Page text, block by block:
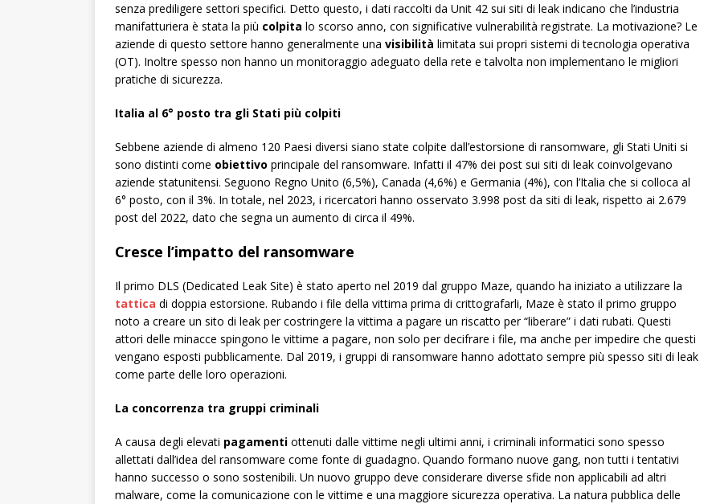
senza prediligere settori specifici. Detto questo, i dati raccolti da Unit 42 sui siti di leak indicano che l’industria
manifatturiera è stata la più colpita lo scorso anno, con significative vulnerabilità registrate. La motivazione? Le
aziende di questo settore hanno generalmente una visibilità limitata sui propri sistemi di tecnologia operativa
(OT). Inoltre spesso non hanno un monitoraggio adeguato della rete e talvolta non implementano le migliori
pratiche di sicurezza.
Italia al 6° posto tra gli Stati più colpiti
Sebbene aziende di almeno 120 Paesi diversi siano state colpite dall’estorsione di ransomware, gli Stati Uniti si
sono distinti come obiettivo principale del ransomware. Infatti il 47% dei post sui siti di leak coinvolgevano
aziende statunitensi. Seguono Regno Unito (6,5%), Canada (4,6%) e Germania (4%), con l’Italia che si colloca al
6° posto, con il 3%. In totale, nel 2023, i ricercatori hanno osservato 3.998 post da siti di leak, rispetto ai 2.679
post del 2022, dato che segna un aumento di circa il 49%.
Cresce l’impatto del ransomware
Il primo DLS (Dedicated Leak Site) è stato aperto nel 2019 dal gruppo Maze, quando ha iniziato a utilizzare la
tattica di doppia estorsione. Rubando i file della vittima prima di crittografarli, Maze è stato il primo gruppo
noto a creare un sito di leak per costringere la vittima a pagare un riscatto per “liberare” i dati rubati. Questi
attori delle minacce spingono le vittime a pagare, non solo per decifrare i file, ma anche per impedire che questi
vengano esposti pubblicamente. Dal 2019, i gruppi di ransomware hanno adottato sempre più spesso siti di leak
come parte delle loro operazioni.
La concorrenza tra gruppi criminali
A causa degli elevati pagamenti ottenuti dalle vittime negli ultimi anni, i criminali informatici sono spesso
allettati dall’idea del ransomware come fonte di guadagno. Quando formano nuove gang, non tutti i tentativi
hanno successo o sono sostenibili. Un nuovo gruppo deve considerare diverse sfide non applicabili ad altri
malware, come la comunicazione con le vittime e una maggiore sicurezza operativa. La natura pubblica delle